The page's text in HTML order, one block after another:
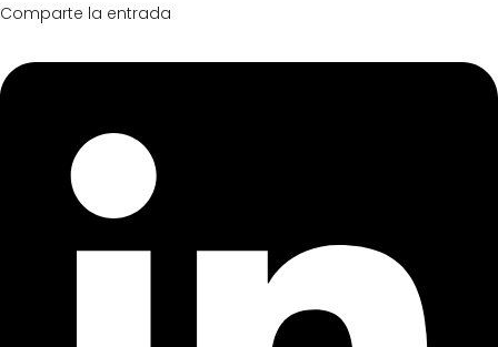
Comparte la entrada